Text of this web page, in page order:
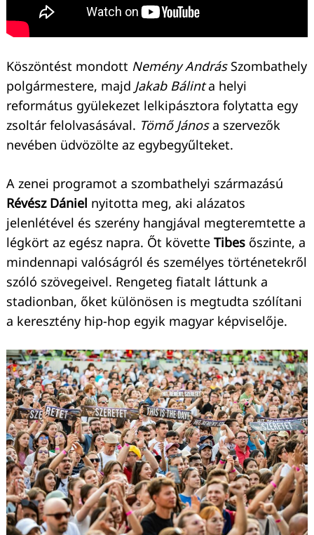
Köszöntést mondott Nemény AndrásSzombathely
polgármestere, majd Jakab Bálinta helyi
református gyülekezet lelkipásztora folytatta egy
zsoltár felolvasásával. Tömő Jánosa szervezők
nevében üdvözölte az egybegyűlteket.
A zenei programot a szombathelyi származású
Révész Dániel nyitotta meg, aki alázatos
jelenlétével és szerény hangjával megteremtette a
légkört az egész napra. Őt követte Tibes őszinte, a
mindennapi valóságról és személyes történetekről
szóló szövegeivel. Rengeteg fiatalt láttunk a
stadionban, őket különösen is megtudta szólítani
a keresztény hip-hop egyik magyar képviselője.